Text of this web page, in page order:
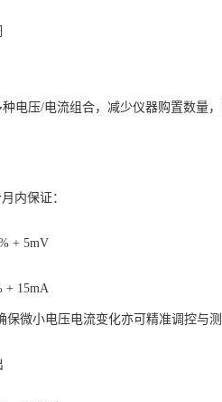
电压/电流组合，减少仪器购置数量，
内保证：
+ 5mV
+ 15mA
保微小电压电流变化亦可精准调控与